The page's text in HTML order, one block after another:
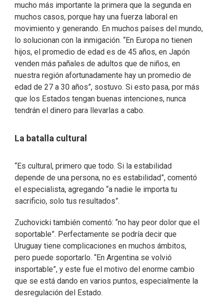
mucho más importante la primera que la segunda en
muchos casos, porque hay una fuerza laboral en
movimiento y generando. En muchos países del mundo,
lo solucionan con la inmigación. “En Europa no tienen
hijos, el promedio de edad es de 45 años, en Japón
venden más pañales de adultos que de niños, en
nuestra región afortunadamente hay un promedio de
edad de 27 a 30 años”, sostuvo. Si esto pasa, por más
que los Estados tengan buenas intenciones, nunca
tendrán el dinero para llevarlas a cabo.
La batalla cultural
“Es cultural, primero que todo. Si la estabilidad
depende de una persona, no es estabilidad”, comentó
el especialista, agregando “a nadie le importa tu
sacrificio, solo tus resultados”.
Zuchovicki también comentó: “no hay peor dolor que el
soportable”. Perfectamente se podría decir que
Uruguay tiene complicaciones en muchos ámbitos,
pero puede soportarlo. “En Argentina se volvió
insportable”, y este fue el motivo del enorme cambio
que se está dando en varios puntos, especialmente la
desregulación del Estado.